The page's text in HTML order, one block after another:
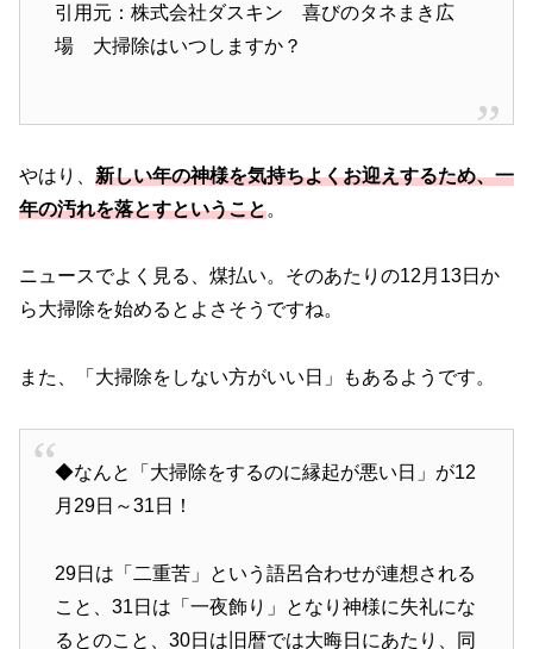
引用元：株式会社ダスキン 喜びのタネまき広
場 大掃除はいつしますか？
やはり、 新しい年の神様を気持ちよくお迎えするため、一
年の汚れを落とすということ。
ニュースでよく見る、煤払い。そのあたりの12月13日か
ら大掃除を始めるとよさそうですね。
また、「大掃除をしない方がいい日」もあるようです。
◆なんと「大掃除をするのに縁起が悪い日」が12
月29日～31日！
29日は「二重苦」という語呂合わせが連想される
こと、31日は「一夜飾り」となり神様に失礼にな
るとのこと、30日は旧暦では大晦日にあたり、同